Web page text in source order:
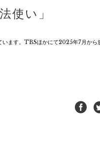
使い」
ます。TBSほかにて2025年7月から